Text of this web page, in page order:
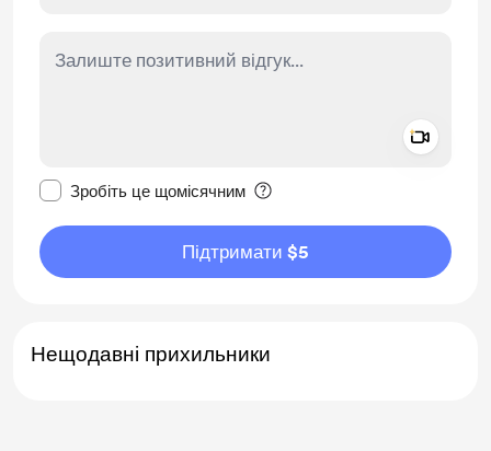
Зробіть це щомісячним
Підтримати $5
Нещодавні прихильники